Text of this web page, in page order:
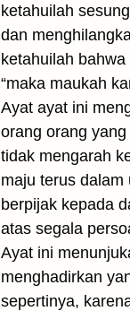
ketahuilah
dan
ketahuilah
“maka maukah
Ayat ayat ini
orang orang
tidak mengarah
maju terus
berpijak kepada
atas segala
Ayat ini
menghadirkan
sepertinya,